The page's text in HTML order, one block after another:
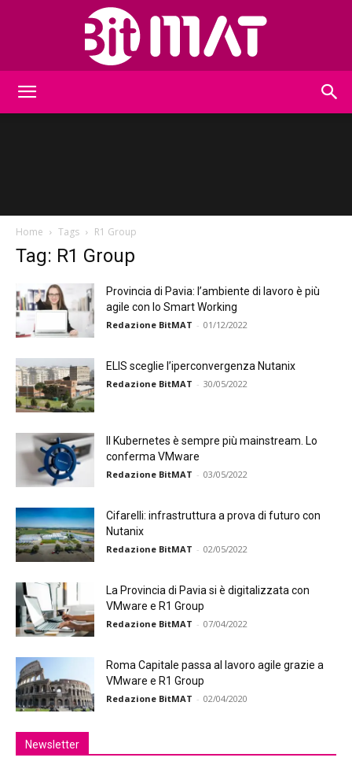
Home Tags R1 Group
Tag: R1 Group
Provincia di Pavia: l’ambiente di lavoro è più
agile con lo Smart Working
Redazione BitMAT - 01/12/2022
ELIS sceglie l’iperconvergenza Nutanix
Redazione BitMAT - 30/05/2022
Il Kubernetes è sempre più mainstream. Lo
conferma VMware
Redazione BitMAT - 03/05/2022
Cifarelli: infrastruttura a prova di futuro con
Nutanix
Redazione BitMAT - 02/05/2022
La Provincia di Pavia si è digitalizzata con
VMware e R1 Group
Redazione BitMAT - 07/04/2022
Roma Capitale passa al lavoro agile grazie a
VMware e R1 Group
Redazione BitMAT - 02/04/2020
Newsletter